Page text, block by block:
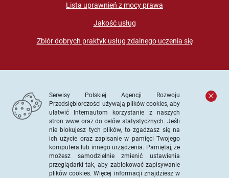
Lista uprawnień z mocy prawa
Jakość usług
Zbiór dobrych praktyk usług zdalnego uczenia się
© PARP. Wszelkie prawa zastrzeżone
Projekt współfinansowany ze środków Unii Europejskiej w
Serwisy Polskiej Agencji Rozwoju
Przedsiębiorczości używają plików cookies, aby
ułatwić Internautom korzystanie z naszych
stron www oraz do celów statystycznych. Jeśli
nie blokujesz tych plików, to zgadzasz się na
ich użycie oraz zapisanie w pamięci Twojego
komputera lub innego urządzenia. Pamiętaj, że
możesz samodzielnie zmienić ustawienia
przeglądarki tak, aby zablokować zapisywanie
plików cookies. Więcej informacji znajdziesz w